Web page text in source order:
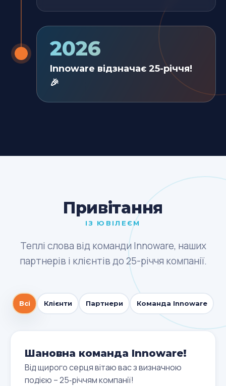
2026
Innoware відзначає 25-річчя!
🎉
Привітання
ІЗ ЮВІЛЕЄМ
Теплі слова від команди Innoware, наших
партнерів і клієнтів до 25-річчя компанії.
Всі Клієнти Партнери Команда Innoware
Шановна команда Innoware!
Від щирого серця вітаю вас з визначною
подією – 25‑річчям компанії!